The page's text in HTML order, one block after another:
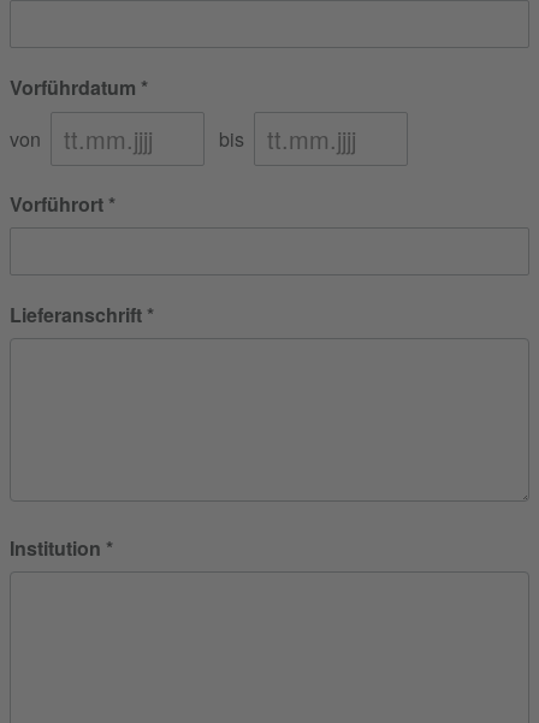
Vorführdatum
von
bis
Vorführort
Lieferanschrift
Institution